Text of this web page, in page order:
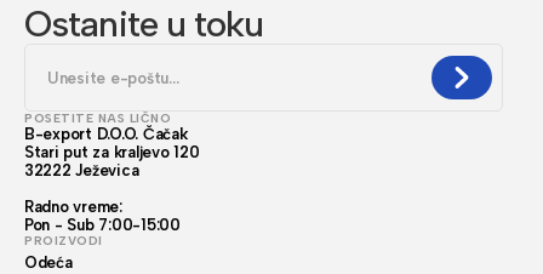
Ostanite u toku
POSETITE NAS LIČNO
B-export D.O.O. Čačak
Stari put za kraljevo 120
32222 Ježevica
Radno vreme:
Pon - Sub 7:00-15:00
PROIZVODI
Odeća